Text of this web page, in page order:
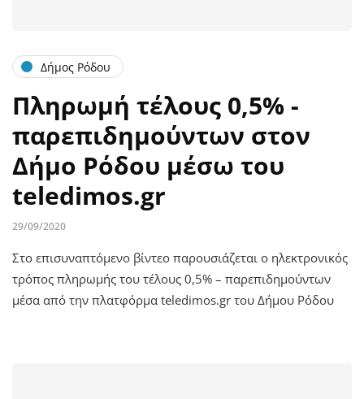
Δήμος Ρόδου
Πληρωμή τέλους 0,5% -
παρεπιδημούντων στον
Δήμο Ρόδου μέσω του
teledimos.gr
29/09/2020
Στο επισυναπτόμενο βίντεο παρουσιάζεται ο ηλεκτρονικός
τρόπος πληρωμής του τέλους 0,5% – παρεπιδημούντων
μέσα από την πλατφόρμα teledimos.gr του Δήμου Ρόδου